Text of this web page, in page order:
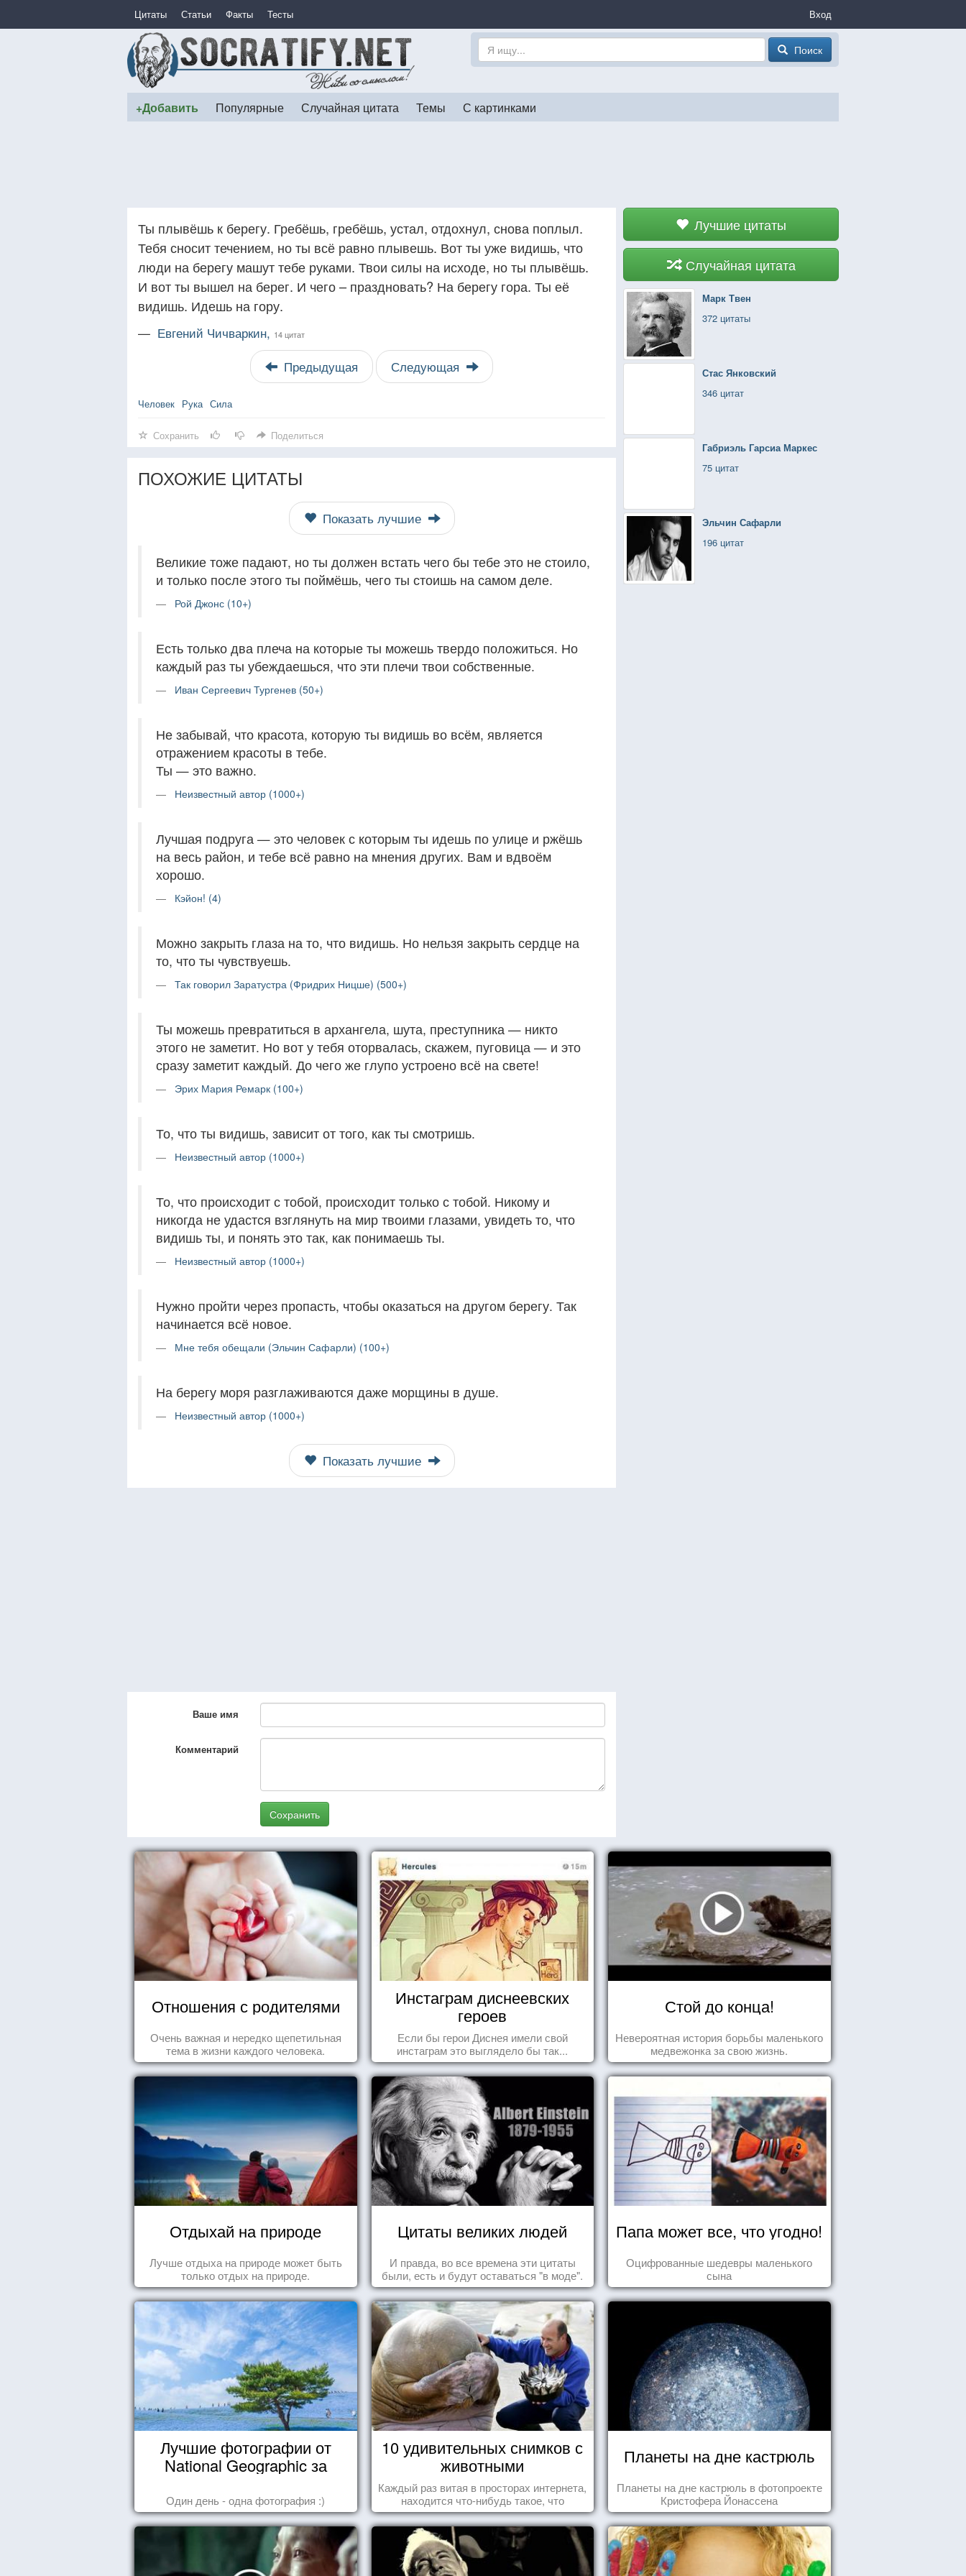
Цитаты Статьи Факты Тесты Вход
Поиск
+Добавить Популярные Случайная цитата Темы С картинками
Лучшие цитаты
Случайная цитата
Марк Твен
372 цитаты
Стас Янковский
346 цитат
Габриэль Гарсиа Маркес
75 цитат
Эльчин Сафарли
196 цитат
Ты плывёшь к берегу. Гребёшь, гребёшь, устал, отдохнул, снова поплыл.
Тебя сносит течением, но ты всё равно плывешь. Вот ты уже видишь, что
люди на берегу машут тебе руками. Твои силы на исходе, но ты плывёшь.
И вот ты вышел на берег. И чего – праздновать? На берегу гора. Ты её
видишь. Идешь на гору.
— Евгений Чичваркин, 14 цитат
Предыдущая Следующая
Человек Рука Сила
Сохранить Поделиться
ПОХОЖИЕ ЦИТАТЫ
Показать лучшие
Великие тоже падают, но ты должен встать чего бы тебе это не стоило,
и только после этого ты поймёшь, чего ты стоишь на самом деле.
Рой Джонс (10+)
Есть только два плеча на которые ты можешь твердо положиться. Но
каждый раз ты убеждаешься, что эти плечи твои собственные.
Иван Сергеевич Тургенев (50+)
Не забывай, что красота, которую ты видишь во всём, является
отражением красоты в тебе.
Ты — это важно.
Неизвестный автор (1000+)
Лучшая подруга — это человек с которым ты идешь по улице и ржёшь
на весь район, и тебе всё равно на мнения других. Вам и вдвоём
хорошо.
Кэйон! (4)
Можно закрыть глаза на то, что видишь. Но нельзя закрыть сердце на
то, что ты чувствуешь.
Так говорил Заратустра (Фридрих Ницше) (500+)
Ты можешь превратиться в архангела, шута, преступника — никто
этого не заметит. Но вот у тебя оторвалась, скажем, пуговица — и это
сразу заметит каждый. До чего же глупо устроено всё на свете!
Эрих Мария Ремарк (100+)
То, что ты видишь, зависит от того, как ты смотришь.
Неизвестный автор (1000+)
То, что происходит с тобой, происходит только с тобой. Никому и
никогда не удастся взглянуть на мир твоими глазами, увидеть то, что
видишь ты, и понять это так, как понимаешь ты.
Неизвестный автор (1000+)
Нужно пройти через пропасть, чтобы оказаться на другом берегу. Так
начинается всё новое.
Мне тебя обещали (Эльчин Сафарли) (100+)
На берегу моря разглаживаются даже морщины в душе.
Неизвестный автор (1000+)
Показать лучшие
Ваше имя
Комментарий
Сохранить
Отношения с родителями
Очень важная и нередко щепетильная
тема в жизни каждого человека.
Инстаграм диснеевских
героев
Если бы герои Диснея имели свой
инстаграм это выглядело бы так...
Стой до конца!
Невероятная история борьбы маленького
медвежонка за свою жизнь.
Отдыхай на природе
Лучше отдыха на природе может быть
только отдых на природе.
Цитаты великих людей
И правда, во все времена эти цитаты
были, есть и будут оставаться "в моде".
Папа может все, что угодно!
Оцифрованные шедевры маленького
сына
Лучшие фотографии от
National Geographic за
Один день - одна фотография :)
10 удивительных снимков с
животными
Каждый раз витая в просторах интернета,
находится что-нибудь такое, что
заставляет улыбнуться, удивиться,
восхититься...
Планеты на дне кастрюль
Планеты на дне кастрюль в фотопроекте
Кристофера Йонассена